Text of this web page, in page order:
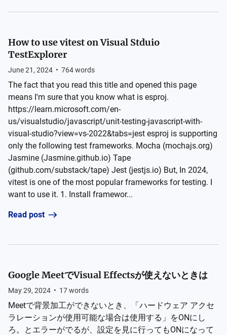
How to use vitest on Visual Stduio
TestExplorer
June 21, 2024 • 764words
The fact that you read this title and opened this page
means I'm sure that you know what is esproj.
https://learn.microsoft.com/en-
us/visualstudio/javascript/unit-testing-javascript-with-
visual-studio?view=vs-2022&tabs=jest esproj is supporting
only the following test frameworks. Mocha (mochajs.org)
Jasmine (Jasmine.github.io) Tape
(github.com/substack/tape) Jest (jestjs.io) But, In 2024,
vitest is one of the most popular frameworks for testing. I
want to use it. 1. Install framewor...
Read post
Google MeetでVisual Effectsが使えないときは
May 29, 2024 • 17words
Meetで背景加工ができないとき、「ハードウェア アクセ
ラレーションが使用可能な場合は使用する」をONにし
ろ。とエラーがでるが、設定を見に行ってもONになって